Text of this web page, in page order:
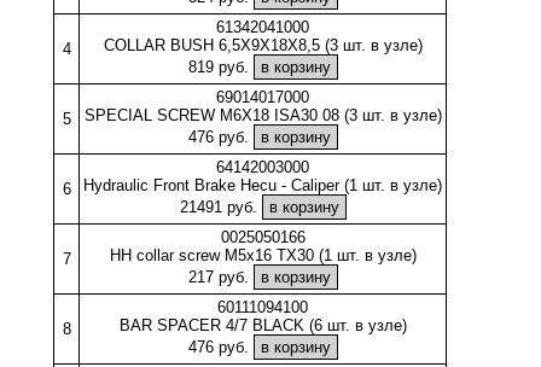
4
61342041000
COLLAR BUSH 6,5X9X18X8,5 (3 шт. в узле)
819 руб.
5
69014017000
SPECIAL SCREW M6X18 ISA30 08 (3 шт. в узле)
476 руб.
6
64142003000
Hydraulic Front Brake Hecu - Caliper (1 шт. в узле)
21491 руб.
7
0025050166
HH collar screw M5x16 TX30 (1 шт. в узле)
217 руб.
8
60111094100
BAR SPACER 4/7 BLACK (6 шт. в узле)
476 руб.